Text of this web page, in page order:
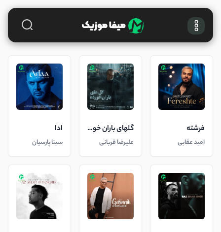
فرشته
امید عقابی
گلهای باران خورده
علیرضا قربانی
ادا
سینا پارسیان